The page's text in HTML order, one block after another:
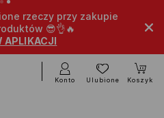
rzeczy przy zakupie
😎👌🔥
APLIKACJI
Konto Ulubione Koszyk